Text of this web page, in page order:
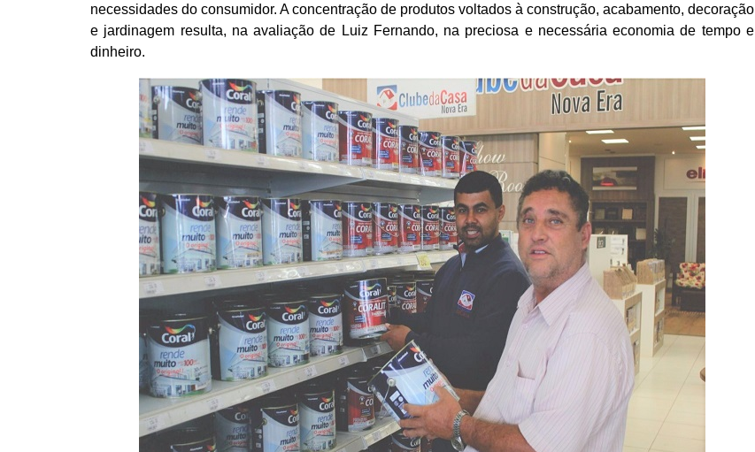
necessidades do consumidor. A concentração de produtos voltados à construção, acabamento, decoração
e jardinagem resulta, na avaliação de Luiz Fernando, na preciosa e necessária economia de tempo e
dinheiro.